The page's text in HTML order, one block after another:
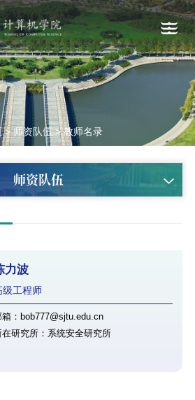
>师资队伍>教师名录
师资队伍
力波
级工程师
箱：bob777@sjtu.edu.cn
在研究所：系统安全研究所